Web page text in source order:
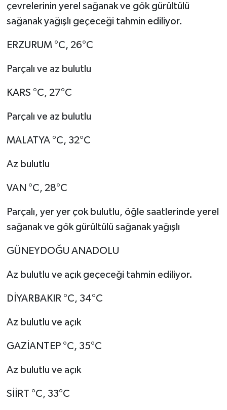
çevrelerinin yerel sağanak ve gök gürültülü
sağanak yağışlı geçeceği tahmin ediliyor.
ERZURUM °C, 26°C
Parçalı ve az bulutlu
KARS °C, 27°C
Parçalı ve az bulutlu
MALATYA °C, 32°C
Az bulutlu
VAN °C, 28°C
Parçalı, yer yer çok bulutlu, öğle saatlerinde yerel
sağanak ve gök gürültülü sağanak yağışlı
GÜNEYDOĞU ANADOLU
Az bulutlu ve açık geçeceği tahmin ediliyor.
DİYARBAKIR °C, 34°C
Az bulutlu ve açık
GAZİANTEP °C, 35°C
Az bulutlu ve açık
SİİRT °C, 33°C